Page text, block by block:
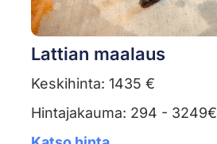
Lattian maalaus
Keskihinta: 1435 €
Hintajakauma: 294 - 3249€